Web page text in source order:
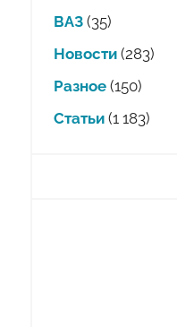
ВАЗ(35)
Новости(283)
Разное(150)
Статьи(1 183)